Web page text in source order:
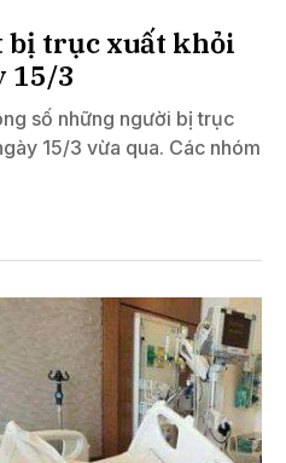
bị trục xuất khỏi
15/3
số những người bị trục
15/3 vừa qua. Các nhóm